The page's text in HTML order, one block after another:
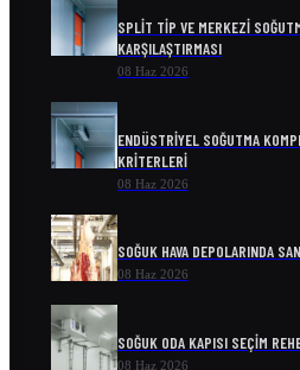
SPLIT TIP VE MERKEZI
KARŞILAŞTIRMASI
08 Haz 2026
ENDÜSTRIYEL SOĞUTMA
KRITERLERI
08 Haz 2026
SOĞUK HAVA DEPOLARINDA
08 Haz 2026
SOĞUK ODA KAPISI SEÇIM
08 Haz 2026